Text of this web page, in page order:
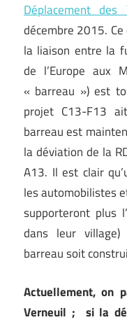
Déplacement des
décembre 2015.
la liaison entre la
de l’Europe aux
« barreau ») est
projet C13-F13
barreau est
la déviation de la
A13. Il est clair
les automobilistes
supporteront plus
dans leur
barreau soit
Actuellement, on
Verneuil ; si la